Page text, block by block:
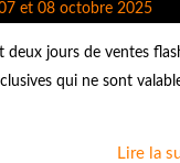
deux jours de ventes
qui ne sont
Lire la